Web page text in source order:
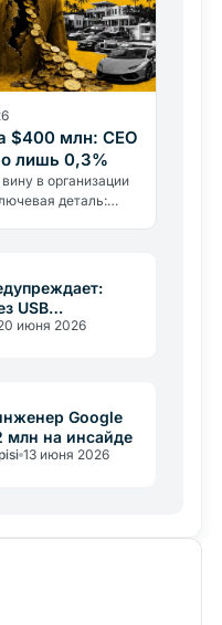
$400 млн: CEO
лишь 0,3%
в организации
деталь:
USB
кошельки
июня 2026
Google
млн на инсайде
13 июня 2026